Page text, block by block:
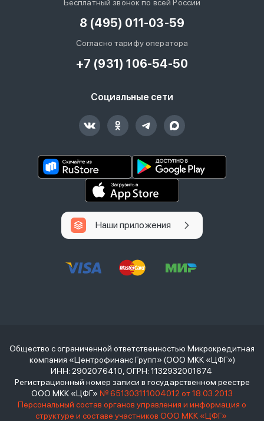
Бесплатный звонок по всей России
8 (495) 011-03-59
Согласно тарифу оператора
+7 (931) 106-54-50
Социальные сети
Наши приложения
Общество с ограниченной ответственностью Микрокредитная
компания «Центрофинанс Групп» (ООО МКК «ЦФГ»)
ИНН: 2902076410, ОГРН: 1132932001674
Регистрационный номер записи в государственном реестре
ООО МКК «ЦФГ» № 651303111004012 от 18.03.2013
Персональный состав органов управления и информация о
структуре и составе участников ООО МКК «ЦФГ»